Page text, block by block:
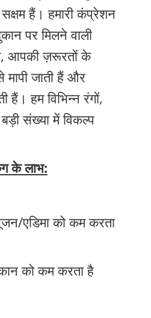
हैं। हमारी कंप्रेशन
पर मिलने वाली
आपकी ज़रूरतों के
जाती हैं और
हैं। हम विभिन्न रंगों,
संख्या में विकल्प
के लाभ:
एडिमा को कम करता
को कम करता है